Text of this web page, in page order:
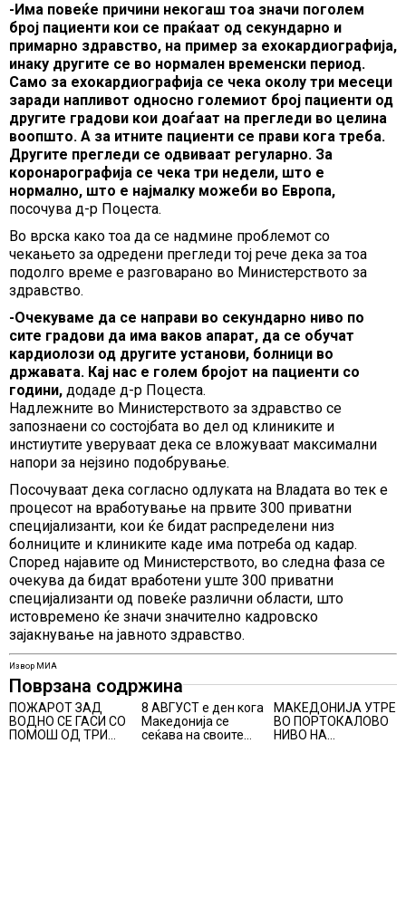
-Има повеќе причини некогаш тоа значи поголем
број пациенти кои се праќаат од секундарно и
примарно здравство, на пример за ехокардиографија,
инаку другите се во нормален временски период.
Само за ехокардиографија се чека околу три месеци
заради напливот односно големиот број пациенти од
другите градови кои доаѓаат на прегледи во целина
воопшто. А за итните пациенти се прави кога треба.
Другите прегледи се одвиваат регуларно. За
коронарографија се чека три недели, што е
нормално, што е најмалку можеби во Европа,
посочува д-р Поцеста.
Во врска како тоа да се надмине проблемот со
чекањето за одредени прегледи тој рече дека за тоа
подолго време е разговарано во Министерството за
здравство.
-Очекуваме да се направи во секундарно ниво по
сите градови да има ваков апарат, да се обучат
кардиолози од другите установи, болници во
државата. Кај нас е голем бројот на пациенти со
години, додаде д-р Поцеста.
Надлежните во Министерството за здравство се
запознаени со состојбата во дел од клиниките и
инстиутите уверуваат дека се вложуваат максимални
напори за нејзино подобрување.
Посочуваат дека согласно одлуката на Владата во тек е
процесот на вработување на првите 300 приватни
специјализанти, кои ќе бидат распределени низ
болниците и клиниките каде има потреба од кадар.
Според најавите од Министерството, во следна фаза се
очекува да бидат вработени уште 300 приватни
специјализанти од повеќе различни области, што
истовремено ќе значи значително кадровско
зајакнување на јавното здравство.
Извор МИА
Поврзана содржина
ПОЖАРОТ ЗАД
ВОДНО СЕ ГАСИ СО
ПОМОШ ОД ТРИ
8 АВГУСТ е ден кога
Македонија се
сеќава на своите
МАКЕДОНИЈА УТРЕ
ВО ПОРТОКАЛОВО
НИВО НА